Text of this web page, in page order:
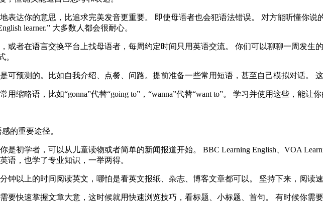
表达你的意思，比追求完美发音更重要。 即使母语者也会犯语法错误。 对方能听懂你
learner.” 大多数人都会很耐心。
或者在语言交换平台上找母语者，每周约定时间只用英语交流。 你们可以聊聊一周发生
。
可预测的。比如自我介绍、点餐、问路。提前准备一些常用短语，甚至自己模拟对话。
用缩略语，比如“gonna”代替“going to”，“wanna”代替“want to”。 学习并使用这些，能让
的重要途径。
是初学者，可以从儿童读物或者简单的新闻报道开始。 BBC Learning English、VOA
语，也学了专业知识，一举两得。
钟以上的时间阅读英文，哪怕是看英文报纸、杂志、博客文章都可以。 坚持下来，阅读
要快速掌握文章大意，这时候就用快速浏览技巧，看标题、小标题、首句。 有时候你需